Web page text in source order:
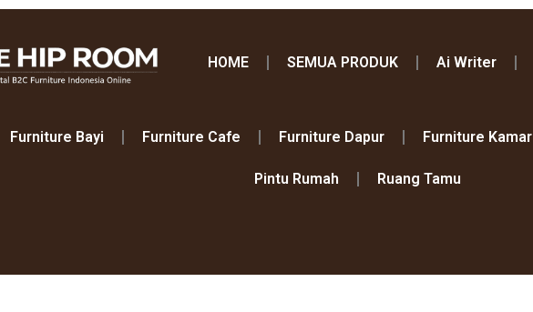
HOME SEMUA PRODUK Ai Writer
Furniture Bayi Furniture Cafe Furniture Dapur Furniture Kamar
Pintu Rumah Ruang Tamu